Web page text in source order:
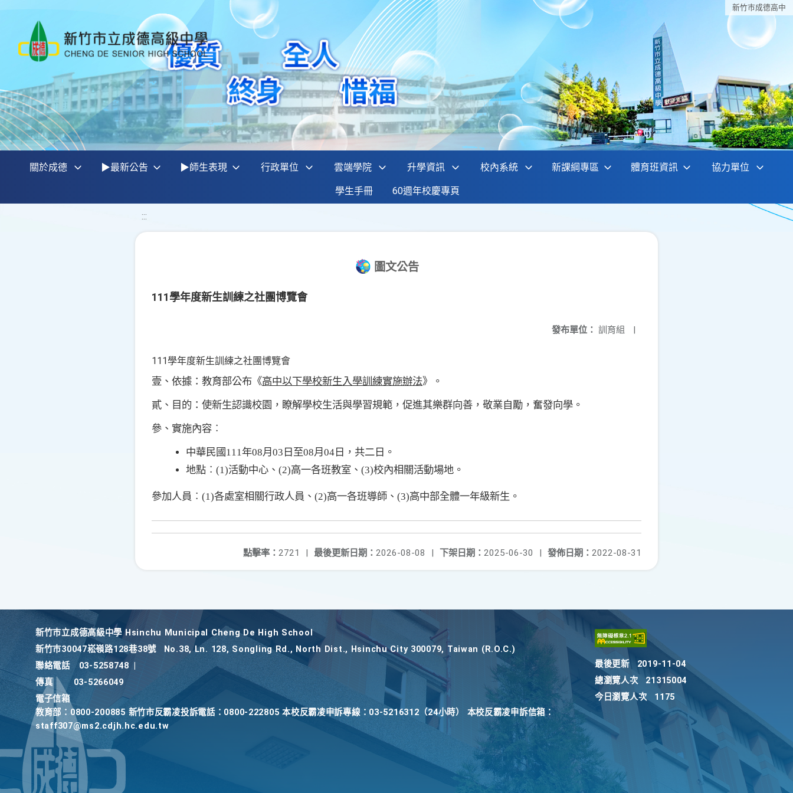
新竹巿成德高中
關於成德 ▶最新公告 ▶師生表現 行政單位 雲端學院 升學資訊 校內系統 新課綱專區 體育班資訊 協力單位
學生手冊 60週年校慶專頁
:::
圖文公告
111學年度新生訓練之社團博覽會
發布單位： 訓育組 |
111學年度新生訓練之社團博覽會
壹、依據：教育部公布 《高中以下學校新生入學訓練實施辦法》 。
貳、目的：使新生認識校園，瞭解學校生活與學習規範，促進其樂群向善，敬業自勵，奮發向學。
參、實施內容︰
中華民國111年08月 03 日至08月 04 日，共二日。
地點︰ (1)活動中心、 (2)高一各班教室、 (3)校內相關活動場地 。
參加人員︰ (1)各處室相關行政人員、 (2)高一各班導師、 (3)高中部全體一年級新生。
發佈日期： 2022-08-31
下架日期： 2025-06-30 |
最後更新日期： 2026-08-08 |
點擊率： 2721 |
新竹巿立成德高級中學 Hsinchu Municipal Cheng De High School
新竹巿30047崧嶺路128巷38號
No.38, Ln. 128, Songling Rd., North Dist., Hsinchu City 300079, Taiwan (R.O.C.)
聯絡電話
03-5258748
傳真
03-5266049
電子信箱
教育部：0800-200885 新竹市反霸凌投訴電話：0800-222805 本校反霸凌申訴專線：03-5216312（24小時） 本校反霸凌申訴信箱：
staff307@ms2.cdjh.hc.edu.tw
最後更新
2019-11-04
總瀏覽人次
21315004
今日瀏覽人次
1175